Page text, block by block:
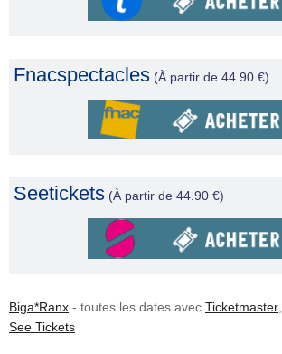
Fnacspectacles (À partir de 44.90 €)
Seetickets (À partir de 44.90 €)
Biga*Ranx - toutes les dates avec Ticketmaster,
See Tickets